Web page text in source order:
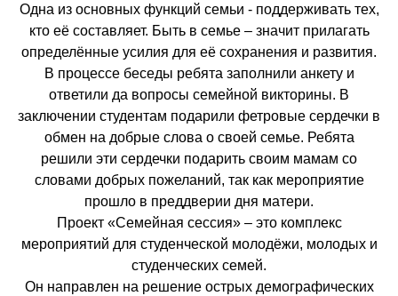
Одна из основных функций семьи - поддерживать тех,
кто её составляет. Быть в семье – значит прилагать
определённые усилия для её сохранения и развития.
В процессе беседы ребята заполнили анкету и
ответили да вопросы семейной викторины. В
заключении студентам подарили фетровые сердечки в
обмен на добрые слова о своей семье. Ребята
решили эти сердечки подарить своим мамам со
словами добрых пожеланий, так как мероприятие
прошло в преддверии дня матери.
Проект «Семейная сессия» – это комплекс
мероприятий для студенческой молодёжи, молодых и
студенческих семей.
Он направлен на решение острых демографических